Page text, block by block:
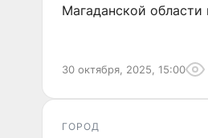
Магаданской
30 октября, 2025, 15:00
ГОРОД